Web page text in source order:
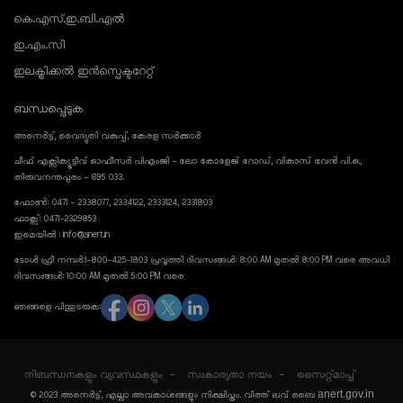
കെ.എസ്.ഇ.ബി.എൽ
ഇ.എം.സി
ഇലക്ട്രിക്കൽ ഇൻസ്പെക്ടറേറ്റ്
ബന്ധപ്പെടുക
അനെർട്ട്, വൈദ്യുതി വകുപ്പ്, കേരള സർക്കാർ
ചീഫ് എക്സിക്യൂട്ടീവ് ഓഫീസർ പിഎംജി - ലോ കോളേജ് റോഡ്, വികാസ് ഭവൻ പി.ഒ.,
തിരുവനന്തപുരം - 695 033.
ഫോൺ: 0471 - 2338077, 2334122, 2333124, 2331803
ഫാക്സ്: 0471-2329853
ഇമെയിൽ : info@anert.in
ടോൾ ഫ്രീ നമ്പർ:1-800-425-1803 പ്രവൃത്തി ദിവസങ്ങൾ: 8:00 AM മുതൽ 8:00 PM വരെ അവധി
ദിവസങ്ങൾ: 10:00 AM മുതൽ 5:00 PM വരെ
ഞങ്ങളെ പിന്തുടരുക:
നിബന്ധനകളും വ്യവസ്ഥകളും സ്വകാര്യതാ നയം സൈറ്റ്മാപ്പ്
© 2023 അനെർട്ട്, എല്ലാ അവകാശങ്ങളും നിക്ഷിപ്തം. വിത്ത് ലവ് ബൈ anert.gov.in